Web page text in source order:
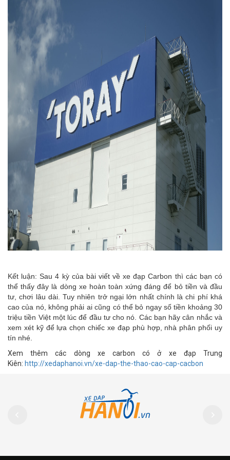
Kết luận: Sau 4 kỳ của bài viết về xe đạp Carbon thì các bạn có
thể thấy đây là dòng xe hoàn toàn xứng đáng để bỏ tiền và đầu
tư, chơi lâu dài. Tuy nhiên trở ngại lớn nhất chính là chi phí khá
cao của nó, không phải ai cũng có thể bỏ ngay số tiền khoảng 30
triệu tiền Việt một lúc để đầu tư cho nó. Các bạn hãy cân nhắc và
xem xét kỹ để lựa chọn chiếc xe đạp phù hợp, nhà phân phối uy
tín nhé.
Xem thêm các dòng xe carbon có ở xe đạp Trung
Kiên: http://xedaphanoi.vn/xe-dap-the-thao-cao-cap-cacbon